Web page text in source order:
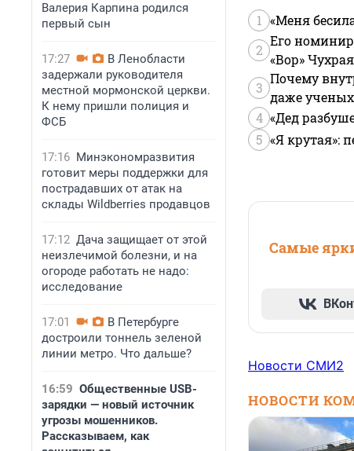
Валерия Карпина родился
первый сын
17:27
В Ленобласти
задержали руководителя
местной мормонской церкви.
К нему пришли полиция и
ФСБ
17:16 Минэкономразвития
готовит меры поддержки для
пострадавших от атак на
склады Wildberries продавцов
17:12 Дача защищает от этой
неизлечимой болезни, и на
огороде работать не надо:
исследование
17:01
В Петербурге
достроили тоннель зеленой
линии метро. Что дальше?
16:59 Общественные USB-
зарядки — новый источник
угрозы мошенников.
Рассказываем, как
1 «Меня
2
Его
«Вор»
3
Почему
даже ученых
4 «Дед
5 «Я крутая»:
Самые
Новости СМИ2
НОВОСТИ